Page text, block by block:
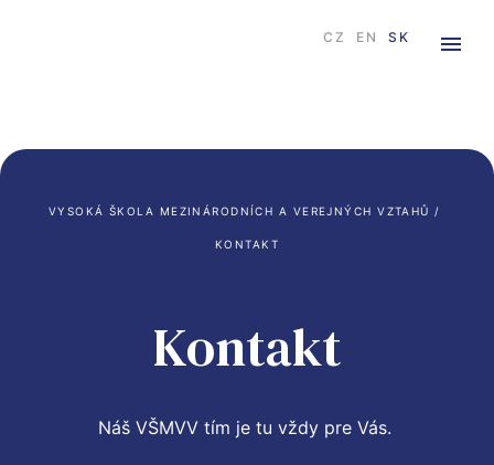
CZ SK
EN
VYSOKÁ ŠKOLA MEZINÁRODNÍCH A VEREJNÝCH VZTAHŮ /
KONTAKT
Kontakt
Náš VŠMVV tím je tu vždy pre Vás.